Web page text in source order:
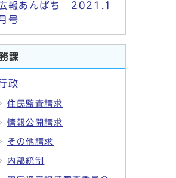
報あんぱち 2021.1
号
課
政
住民監査請求
情報公開請求
その他請求
内部統制